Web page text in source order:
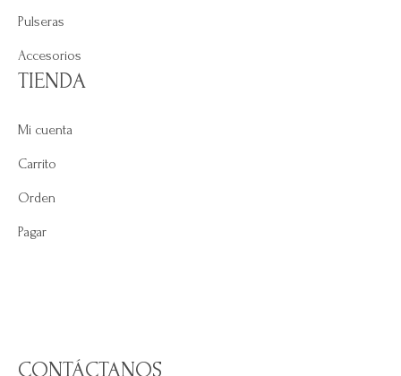
Pulseras
Accesorios
TIENDA
Mi cuenta
Carrito
Orden
Pagar
CONTÁCTANOS